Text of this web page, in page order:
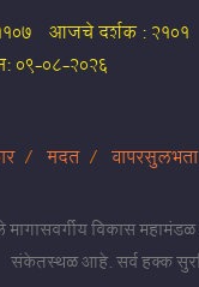
आजचे दर्शक :2101
09-08-2026
मदत वापरसुलभता
विकास
संकेतस्थळ आहे. सर्व हक्क